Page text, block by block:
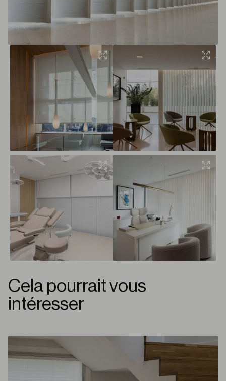
Cela pourrait vous
intéresser